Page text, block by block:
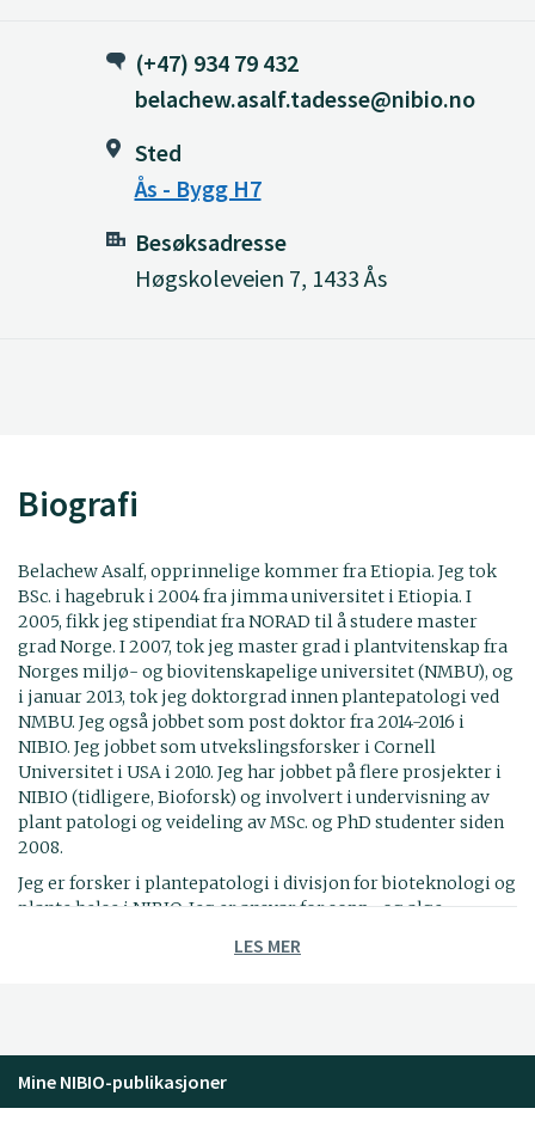
(+47) 934 79 432
belachew.asalf.tadesse@nibio.no
Sted
Ås - Bygg H7
Besøksadresse
Høgskoleveien 7, 1433 Ås
Biografi
Belachew Asalf, opprinnelige kommer fra Etiopia. Jeg tok
BSc. i hagebruk i 2004 fra jimma universitet i Etiopia. I
2005, fikk jeg stipendiat fra NORAD til å studere master
grad Norge. I 2007, tok jeg master grad i plantvitenskap fra
Norges miljø- og biovitenskapelige universitet (NMBU), og
i januar 2013, tok jeg doktorgrad innen plantepatologi ved
NMBU. Jeg også jobbet som post doktor fra 2014-2016 i
NIBIO. Jeg jobbet som utvekslingsforsker i Cornell
Universitet i USA i 2010. Jeg har jobbet på flere prosjekter i
NIBIO (tidligere, Bioforsk) og involvert i undervisning av
plant patologi og veideling av MSc. og PhD studenter siden
2008.
Jeg er forsker i plantepatologi i divisjon for bioteknologi og
plante helse i NIBIO. Jeg er ansvar for sopp- og alge-
(gulrot, hodekål, rosenkål, blomkål, brokkoli, kinakål,
rødbete, sukkermais, løk, purre, vårløk, hvitløk, gressløk,
asparges, dill, og så videre) og lagrings sjukdommer av
grønnsakene.
LES MER
Mine NIBIO-publikasjoner